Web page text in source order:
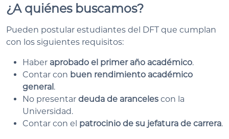
¿A quiénes buscamos?
Pueden postular estudiantes del DFT que cumplan
con los siguientes requisitos:
Haber aprobado el primer año académico.
Contar con buen rendimiento académico
general.
No presentar deuda de aranceles con la
Universidad.
Contar con el patrocinio de su jefatura de carrera.